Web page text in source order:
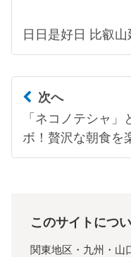
日日是好日 比叡
次へ
「ネコノテシャ
ボ！贅沢な朝食を
このサイトにつ
関東地区・九州・山